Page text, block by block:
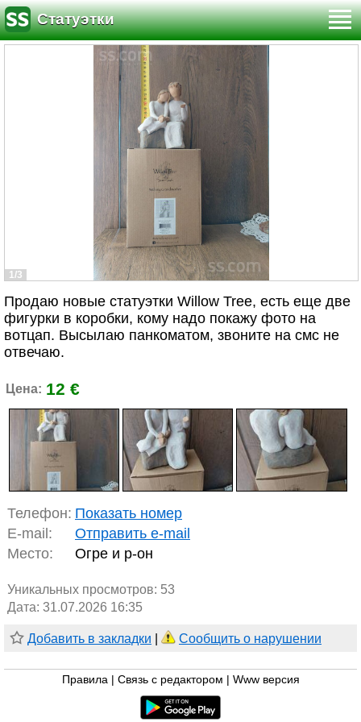
Статуэтки
1/3
Продаю новые статуэтки Willow Tree, есть еще две
фигурки в коробки, кому надо покажу фото на
вотцап. Высылаю панкоматом, звоните на смс не
отвечаю.
Цена: 12 €
Телефон: Показать номер
E-mail:
Отправить e-mail
Место:
Огре и р-он
Уникальных просмотров: 53
Дата: 31.07.2026 16:35
Добавить в закладки Сообщить о нарушении
Правила Связь с редактором Www версия